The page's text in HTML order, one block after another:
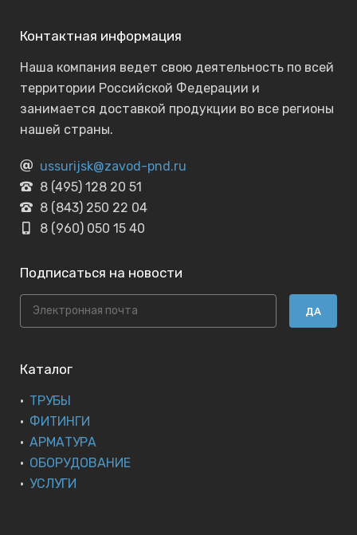
Контактная информация
Наша компания ведет свою деятельность по всей
территории Российской Федерации и
занимается доставкой продукции во все регионы
нашей страны.
ussurijsk@zavod-pnd.ru
8 (495) 128 20 51
8 (843) 250 22 04
8 (960) 050 15 40
Подписаться на новости
ДА
Каталог
ТРУБЫ
ФИТИНГИ
АРМАТУРА
ОБОРУДОВАНИЕ
УСЛУГИ